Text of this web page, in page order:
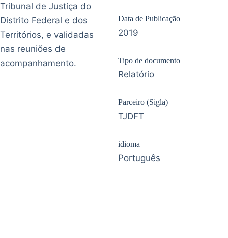
Tribunal de Justiça do
Distrito Federal e dos
Territórios, e validadas
nas reuniões de
acompanhamento.
Data de Publicação
2019
Tipo de documento
Relatório
Parceiro (Sigla)
TJDFT
idioma
Português